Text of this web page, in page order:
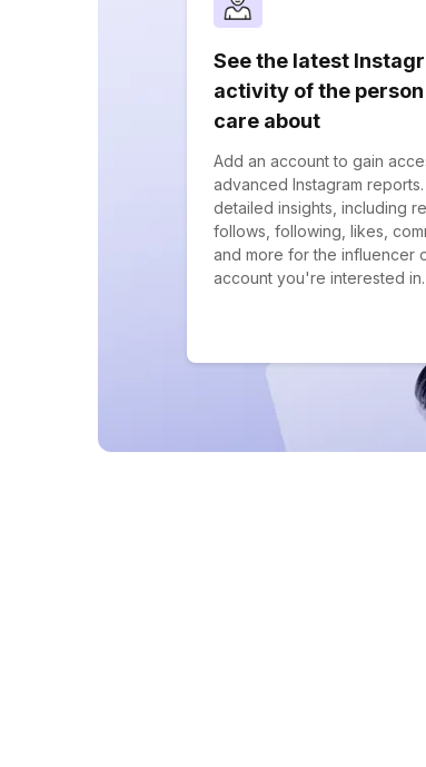
See the latest
activity of the person
care about
Add an account to gain
advanced Instagram
detailed insights, including
follows, following, likes,
and more for the influencer
account you're interested in.